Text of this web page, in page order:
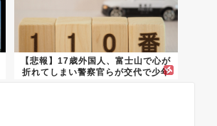
【悲報】17歳外国人、富士山で心が
折れてしまい警察官らが交代で少年